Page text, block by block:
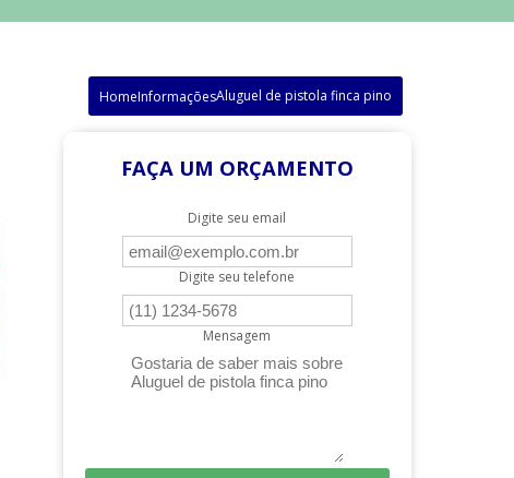
HomeInformaçõesAluguel de pistola finca pino
FAÇA UM ORÇAMENTO
Digite seu email
Digite seu telefone
Mensagem